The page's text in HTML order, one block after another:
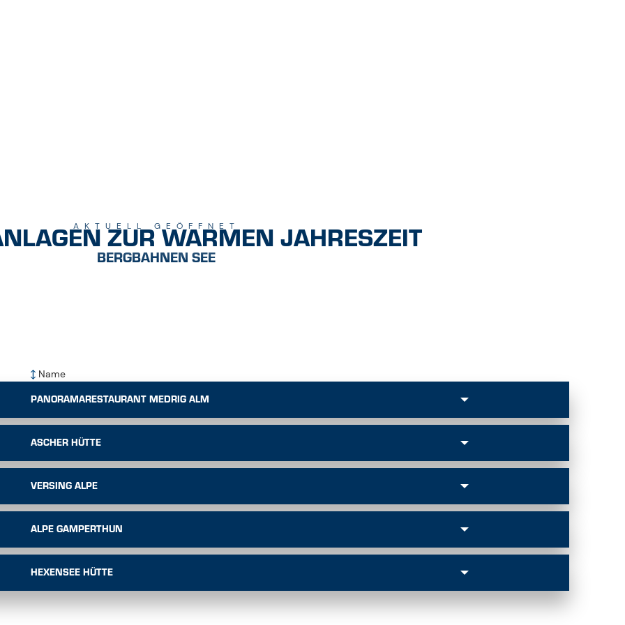
AKTUELL GEÖFFNET
ZUR WARMEN JAHRESZEIT
BERGBAHNEN SEE
Name
PANORAMARESTAURANT MEDRIG ALM
ASCHER HÜTTE
VERSING ALPE
ALPE GAMPERTHUN
HEXENSEE HÜTTE